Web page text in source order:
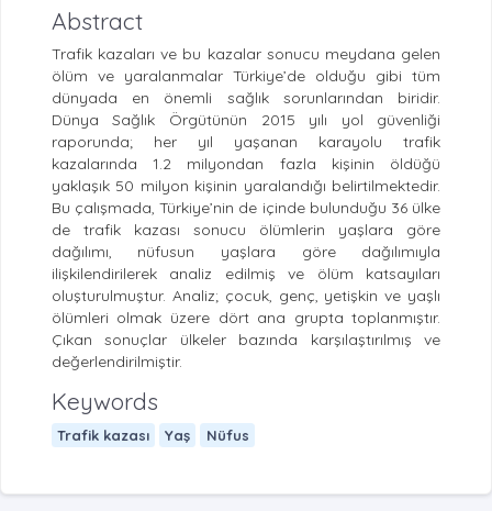
Abstract
Trafik kazaları ve bu kazalar sonucu meydana gelen
ölüm ve yaralanmalar Türkiye’de olduğu gibi tüm
dünyada en önemli sağlık sorunlarından biridir.
Dünya Sağlık Örgütünün 2015 yılı yol güvenliği
raporunda; her yıl yaşanan karayolu trafik
kazalarında 1.2 milyondan fazla kişinin öldüğü
yaklaşık 50 milyon kişinin yaralandığı belirtilmektedir.
Bu çalışmada, Türkiye’nin de içinde bulunduğu 36 ülke
de trafik kazası sonucu ölümlerin yaşlara göre
dağılımı, nüfusun yaşlara göre dağılımıyla
ilişkilendirilerek analiz edilmiş ve ölüm katsayıları
oluşturulmuştur. Analiz; çocuk, genç, yetişkin ve yaşlı
ölümleri olmak üzere dört ana grupta toplanmıştır.
Çıkan sonuçlar ülkeler bazında karşılaştırılmış ve
değerlendirilmiştir.
Keywords
Trafik kazası Yaş Nüfus